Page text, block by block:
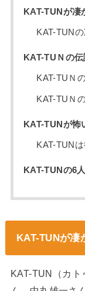
KAT-TUNが凄
KAT-TUN
KAT-TUＮの伝
KAT-TUＮ
KAT-TUＮ
KAT-TUNが怖
KAT-TUN
KAT-TUNの6
KAT-TUNが凄
KAT-TUN（カト